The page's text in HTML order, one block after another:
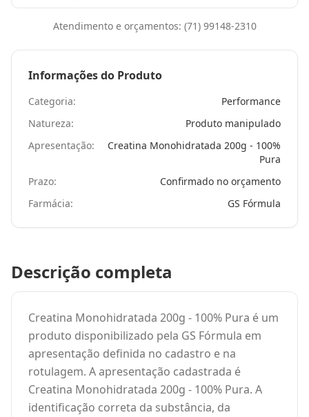
Atendimento e orçamentos: (71) 99148-2310
Informações do Produto
Categoria:
Performance
Natureza:
Produto manipulado
Apresentação:
Creatina Monohidratada 200g - 100%
Pura
Prazo:
Confirmado no orçamento
Farmácia:
GS Fórmula
Descrição completa
Creatina Monohidratada 200g - 100% Pura é um
produto disponibilizado pela GS Fórmula em
apresentação definida no cadastro e na
rotulagem. A apresentação cadastrada é
Creatina Monohidratada 200g - 100% Pura. A
identificação correta da substância, da